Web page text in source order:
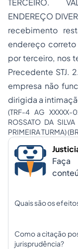
TERCEIRO.
ENDEREÇO
recebimento
endereço
por terceiro, nos
Precedente STJ.
empresa não
dirigida a
(TRF-4 AG XXXXX-
ROSSATO DA
PRIMEIRA TURMA)
Quais são os
Como a citação
jurisprudência?